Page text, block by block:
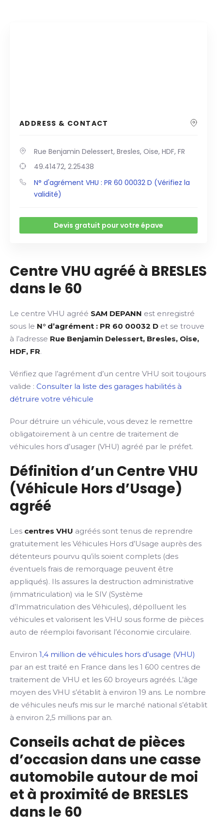
ADDRESS & CONTACT
Rue Benjamin Delessert, Bresles, Oise, HDF, FR
49.41472, 2.25438
N° d'agrément VHU : PR 60 00032 D (Vérifiez la
validité)
Devis gratuit pour votre épave
Centre VHU agréé à BRESLES
dans le 60
Le centre VHU agréé SAM DEPANN est enregistré
sous le N° d’agrément : PR 60 00032 D et se trouve
à l’adresse Rue Benjamin Delessert, Bresles, Oise,
HDF, FR.
Vérifiez que l’agrément d’un centre VHU soit toujours
valide : Consulter la liste des garages habilités à
détruire votre véhicule
Pour détruire un véhicule, vous devez le remettre
obligatoirement à un centre de traitement de
véhicules hors d’usager (VHU) agréé par le préfet.
Définition d’un Centre VHU
(Véhicule Hors d’Usage)
agréé
Les centres VHU agréés sont tenus de reprendre
gratuitement les Véhicules Hors d’Usage auprès des
détenteurs pourvu qu’ils soient complets (des
éventuels frais de remorquage peuvent être
appliqués). Ils assures la destruction administrative
(immatriculation) via le SIV (Système
d’Immatriculation des Véhicules), dépolluent les
véhicules et valorisent les VHU sous forme de pièces
auto de réemploi favorisant l’économie circulaire.
Environ 1,4 million de véhicules hors d’usage (VHU)
par an est traité en France dans les 1 600 centres de
traitement de VHU et les 60 broyeurs agréés. L’âge
moyen des VHU s’établit à environ 19 ans. Le nombre
de véhicules neufs mis sur le marché national s’établit
à environ 2,5 millions par an.
Conseils achat de pièces
d’occasion dans une casse
automobile autour de moi
et à proximité de BRESLES
dans le 60